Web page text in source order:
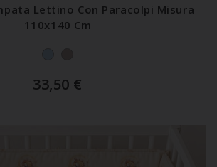
Lettino Con Paracolpi Misura
110x140 Cm
33,50 €